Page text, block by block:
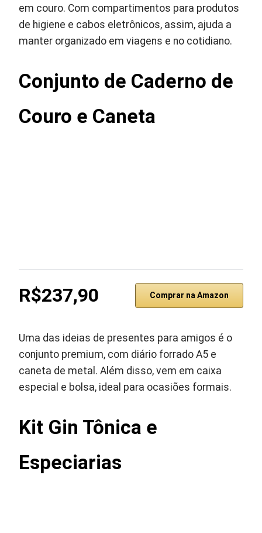
em couro. Com compartimentos para produtos
de higiene e cabos eletrônicos, assim, ajuda a
manter organizado em viagens e no cotidiano.
Conjunto de Caderno de
Couro e Caneta
R$237,90 Comprar na Amazon
Uma das ideias de presentes para amigos é o
conjunto premium, com diário forrado A5 e
caneta de metal. Além disso, vem em caixa
especial e bolsa, ideal para ocasiões formais.
Kit Gin Tônica e
Especiarias